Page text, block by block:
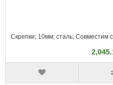
Скрепки; 10мм; сталь; Совместим